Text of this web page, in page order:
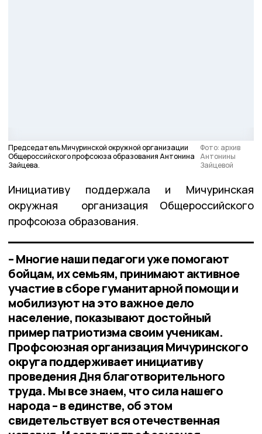
Председатель Мичуринской окружной организации
Общероссийского профсоюза образования Антонина
Зайцева.
Фото: архив
Антонины
Зайцевой
Инициативу поддержала и Мичуринская
окружная организация Общероссийского
профсоюза образования.
– Многие наши педагоги уже помогают
бойцам, их семьям, принимают активное
участие в сборе гуманитарной помощи и
мобилизуют на это важное дело
население, показывают достойный
пример патриотизма своим ученикам.
Профсоюзная организация Мичуринского
округа поддерживает инициативу
проведения Дня благотворительного
труда. Мы все знаем, что сила нашего
народа – в единстве, об этом
свидетельствует вся отечественная